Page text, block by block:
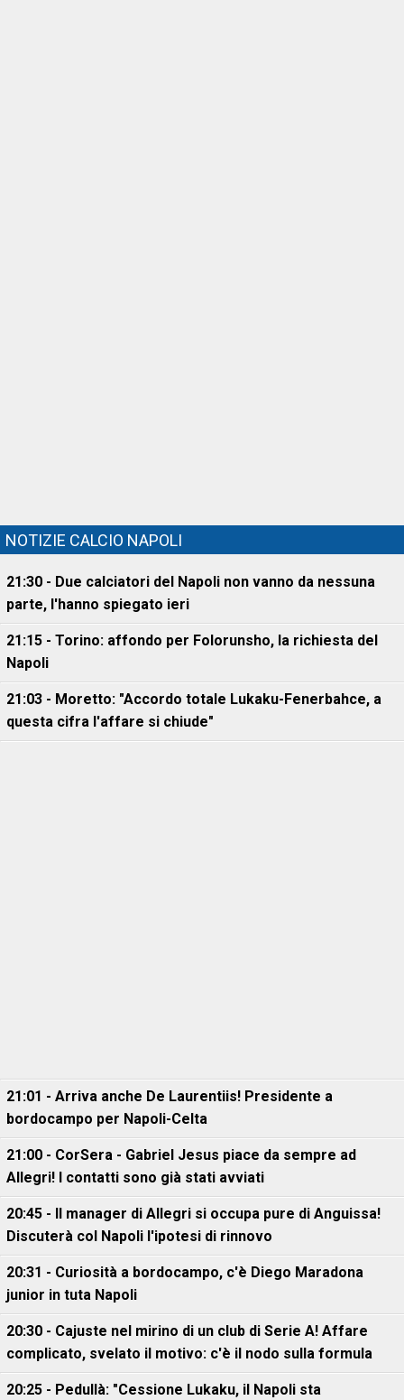
NOTIZIE CALCIO NAPOLI
21:30 - Due calciatori del Napoli non vanno da nessuna
parte, l'hanno spiegato ieri
21:15 - Torino: affondo per Folorunsho, la richiesta del
Napoli
21:03 - Moretto: "Accordo totale Lukaku-Fenerbahce, a
questa cifra l'affare si chiude"
21:01 - Arriva anche De Laurentiis! Presidente a
bordocampo per Napoli-Celta
21:00 - CorSera - Gabriel Jesus piace da sempre ad
Allegri! I contatti sono già stati avviati
20:45 - Il manager di Allegri si occupa pure di Anguissa!
Discuterà col Napoli l'ipotesi di rinnovo
20:31 - Curiosità a bordocampo, c'è Diego Maradona
junior in tuta Napoli
20:30 - Cajuste nel mirino di un club di Serie A! Affare
complicato, svelato il motivo: c'è il nodo sulla formula
20:25 - Pedullà: "Cessione Lukaku, il Napoli sta